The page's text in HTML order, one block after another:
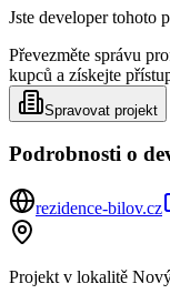
Jste developer tohoto
Převezměte správu
kupců a získejte
Spravovat projekt
Podrobnosti o
rezidence-bilov.cz
Projekt v lokalitě